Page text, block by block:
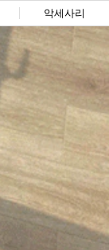
악세사리